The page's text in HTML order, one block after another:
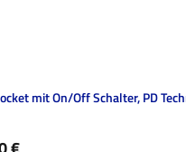
mit On/Off Schalter, PD